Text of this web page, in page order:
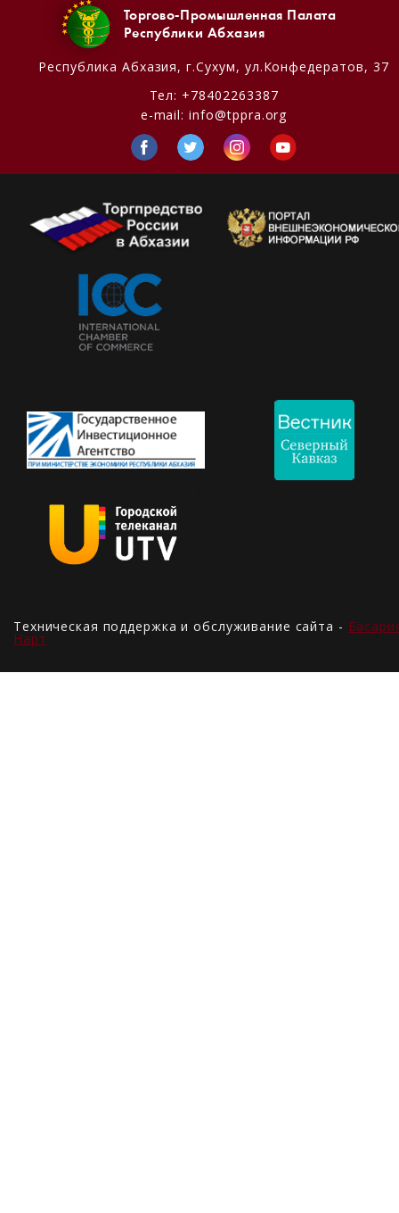
Торгово-Промышленная Палата
Республики Абхазия
Республика Абхазия, г.Сухум, ул.Конфедератов, 37
Тел: +78402263387
e-mail:info@tppra.org
Техническая поддержка и обслуживание сайта -
Нарт